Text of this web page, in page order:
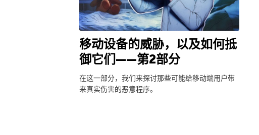
移动设备的威胁，以及如何抵
御它们——第2部分
在这一部分，我们来探讨那些可能给移动端用户带
来真实伤害的恶意程序。